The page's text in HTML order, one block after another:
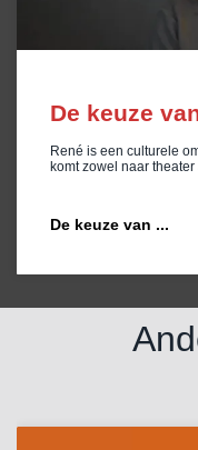
De keuze
René is een culturele
komt zowel naar
De keuze van ...